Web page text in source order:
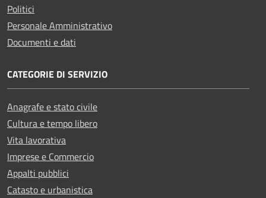
Politici
Personale Amministrativo
Documenti e dati
CATEGORIE DI SERVIZIO
Anagrafe e stato civile
Cultura e tempo libero
Vita lavorativa
Imprese e Commercio
Appalti pubblici
Catasto e urbanistica